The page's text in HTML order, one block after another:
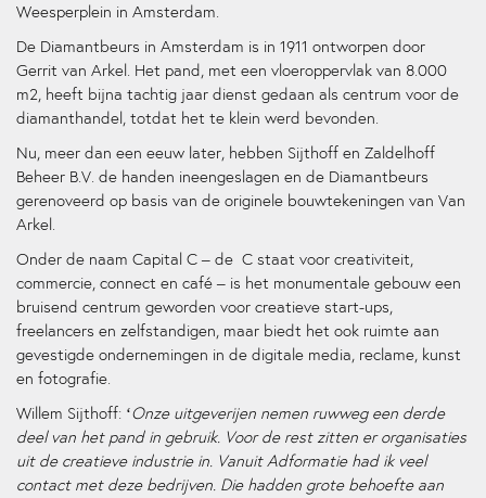
Weesperplein in Amsterdam.
De Diamantbeurs in Amsterdam is in 1911 ontworpen door
Gerrit van Arkel. Het pand, met een vloeroppervlak van 8.000
m2, heeft bijna tachtig jaar dienst gedaan als centrum voor de
diamanthandel, totdat het te klein werd bevonden.
Nu, meer dan een eeuw later, hebben Sijthoff en Zaldelhoff
Beheer B.V. de handen ineengeslagen en de Diamantbeurs
gerenoveerd op basis van de originele bouwtekeningen van Van
Arkel.
Onder de naam Capital C – de C staat voor creativiteit,
commercie, connect en café – is het monumentale gebouw een
bruisend centrum geworden voor creatieve start-ups,
freelancers en zelfstandigen, maar biedt het ook ruimte aan
gevestigde ondernemingen in de digitale media, reclame, kunst
en fotografie.
Willem Sijthoff: ‘Onze uitgeverijen nemen ruwweg een derde
deel van het pand in gebruik. Voor de rest zitten er organisaties
uit de creatieve industrie in. Vanuit Adformatie had ik veel
contact met deze bedrijven. Die hadden grote behoefte aan